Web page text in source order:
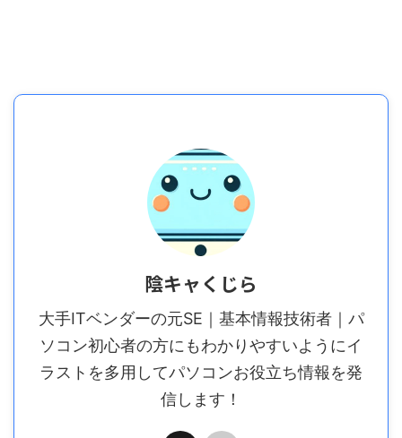
陰キャくじら
大手ITベンダーの元SE｜基本情報技術者｜パ
ソコン初心者の方にもわかりやすいようにイ
ラストを多用してパソコンお役立ち情報を発
信します！